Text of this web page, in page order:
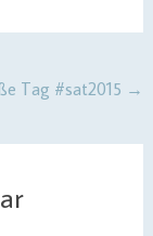
Tag #sat2015 →